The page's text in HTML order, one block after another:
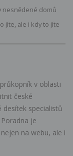
nesnědené domů
jíte, ale i kdy to jíte
v oblasti
české
desítek specialistů
je
na webu, ale i